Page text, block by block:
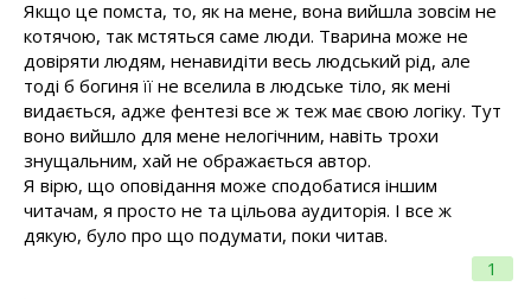
1
Якщо це помста, то, як на мене, вона вийшла зовсім не
котячою, так мстяться саме люди. Тварина може не
довіряти людям, ненавидіти весь людський рід, але
тоді б богиня її не вселила в людське тіло, як мені
видається, адже фентезі все ж теж має свою логіку. Тут
воно вийшло для мене нелогічним, навіть трохи
знущальним, хай не ображається автор.
Я вірю, що оповідання може сподобатися іншим
читачам, я просто не та цільова аудиторія. І все ж
дякую, було про що подумати, поки читав.